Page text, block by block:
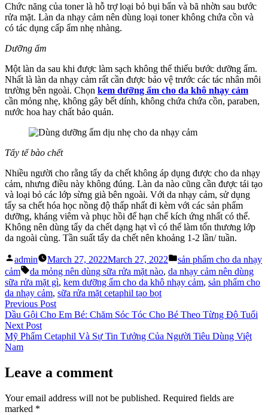
Chức năng của toner là hỗ trợ loại bỏ bụi bẩn và bã nhờn sau bước
rửa mặt. Làn da nhạy cảm nên dùng loại toner không chứa cồn và
có tác dụng cấp ẩm nhẹ nhàng.
Dưỡng ẩm
Một làn da sau khi được làm sạch không thể thiếu bước dưỡng ẩm.
Nhất là làn da nhạy cảm rất cần được bảo vệ trước các tác nhân môi
trường bên ngoài. Chọn kem dưỡng ẩm cho da khô nhạy cảm
cần mỏng nhẹ, không gây bết dính, không chứa chứa cồn, paraben,
nước hoa hay chất bảo quản.
Tẩy tế bào chết
Nhiều người cho rằng tẩy da chết không áp dụng được cho da nhạy
cảm, nhưng điều này không đúng. Làn da nào cũng cần được tái tạo
và loại bỏ các lớp sừng già bên ngoài. Với da nhạy cảm, sử dụng
tẩy sa chết hóa học nồng độ thấp nhất đi kèm với các sản phẩm
dưỡng, kháng viêm và phục hồi để hạn chế kích ứng nhất có thể.
Không nên dùng tẩy da chết dạng hạt vì có thể làm tổn thương lớp
da ngoài cùng. Tần suất tẩy da chết nên khoảng 1-2 lần/ tuần.
Posted
by
admin March 27, 2022March 27, 2022
Posted
in
sản phẩm cho da nhạy
cảm
Tags:
da mỏng nên dùng sữa rửa mặt nào, da nhạy cảm nên dùng
sữa rửa mặt gì, kem dưỡng ẩm cho da khô nhạy cảm, sản phẩm cho
da nhạy cảm, sữa rửa mặt cetaphil tạo bọt
Post
navigation
Previous PostPrevious
post:
Dầu Gội Cho Em Bé: Chăm Sóc Tóc Cho Bé Theo Từng Độ Tuổi
Next PostNext
post:
Mỹ Phẩm Cetaphil Và Sự Tin Tưởng Của Người Tiêu Dùng Việt
Nam
Leave a comment
Your email address will not be published. Required fields are
marked *